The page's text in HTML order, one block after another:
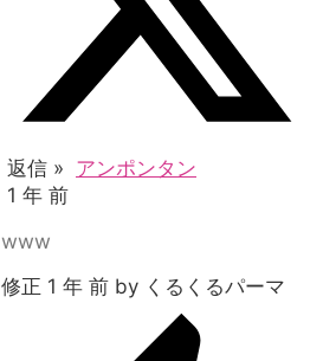
返信 » アンポンタン
1 年 前
www
修正 1 年 前 by くるくるパーマ